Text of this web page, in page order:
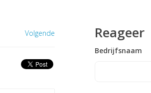
Volgende Reageer
Bedrijfsnaam